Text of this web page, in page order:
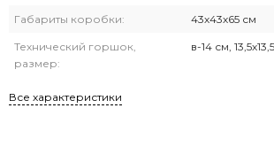
Габариты коробки: 43х43х65 см
Технический горшок,
размер:
в-14 см,
Все характеристики